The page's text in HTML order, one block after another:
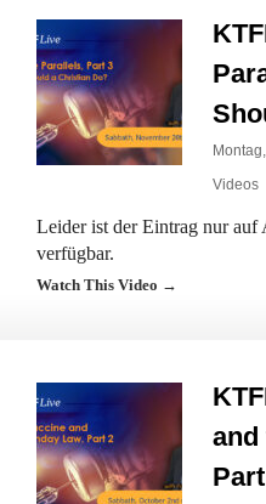
Videos
Leider ist der Eintrag nur auf
verfügbar.
Watch This Video →
and